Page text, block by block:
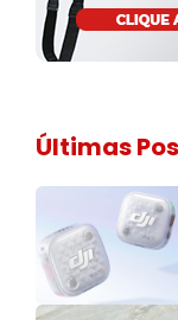
Últimas